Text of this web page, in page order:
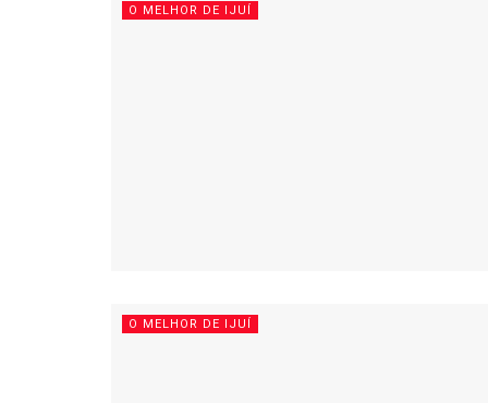
O MELHOR DE IJUÍ
O MELHOR DE IJUÍ